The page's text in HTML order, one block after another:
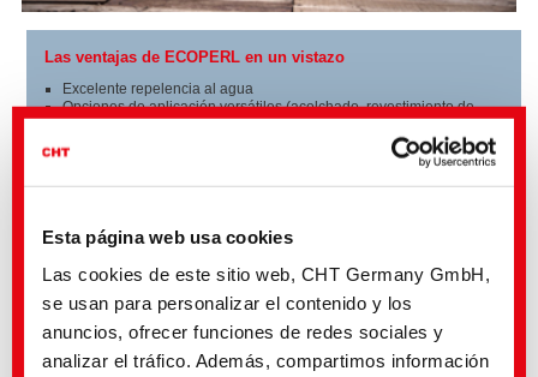
Esta página web usa cookies
Las cookies de este sitio web, CHT Germany GmbH,
se usan para personalizar el contenido y los
anuncios, ofrecer funciones de redes sociales y
analizar el tráfico. Además, compartimos información
Las ventajas de ECOPERL en un vistazo
Excelente repelencia al agua
Opciones de aplicación versátiles (acolchado, revestimiento de
espuma y pasta, procesos de extracción, impresión y pulverización)
Alta resistencia a la abrasión
Contiene componentes de base biológica
INFORMACIÓN DE PRODUCTOS: